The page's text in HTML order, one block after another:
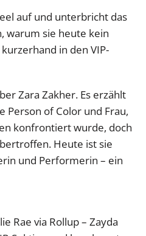
auf und unterbricht das
warum sie heute kein
in den VIP-
Zara Zakher. Es erzählt
Person of Color und Frau,
konfrontiert wurde, doch
Heute ist sie
und Performerin – ein
Rae via Rollup – Zayda